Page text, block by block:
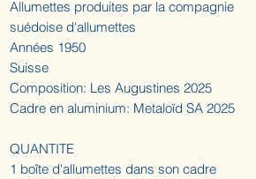
Allumettes produites par la compagnie
suédoise d'allumettes
Années 1950
Suisse
Composition: Les Augustines 2025
Cadre en aluminium: Metaloïd SA 2025
QUANTITE
1 boîte d'allumettes dans son cadre